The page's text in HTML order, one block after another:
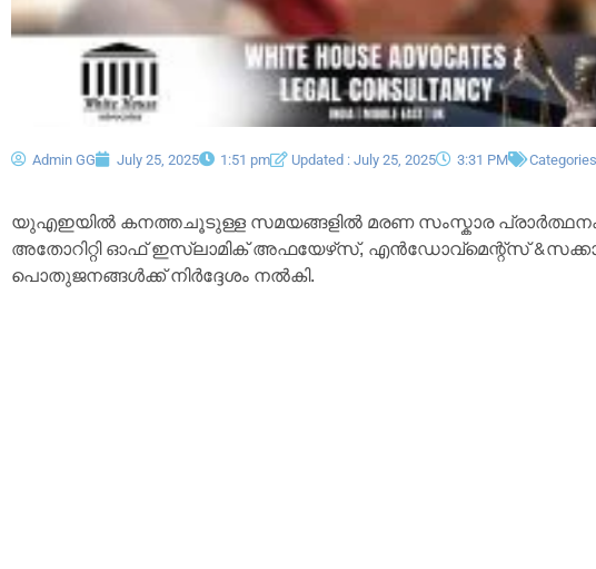
Admin GG July 25, 2025 1:51 pm Updated : July 25, 2025 3:31 PM
യുഎഇയിൽ കനത്തചൂടുള്ള സമയങ്ങളിൽ മരണ സംസ്കാര
അതോറിറ്റി ഓഫ് ഇസ്ലാമിക് അഫയേഴ്‌സ്, എൻഡോവ്‌മെന്റ്‌സ്
പൊതുജനങ്ങൾക്ക് നിർദ്ദേശം നൽകി.